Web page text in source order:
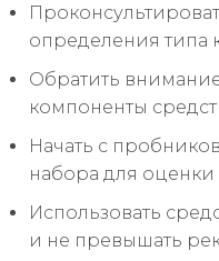
определения типа
Обратить
компоненты
Начать с
набора для
Использовать
и не превышать